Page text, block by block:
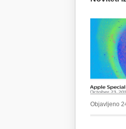
Objavljeno